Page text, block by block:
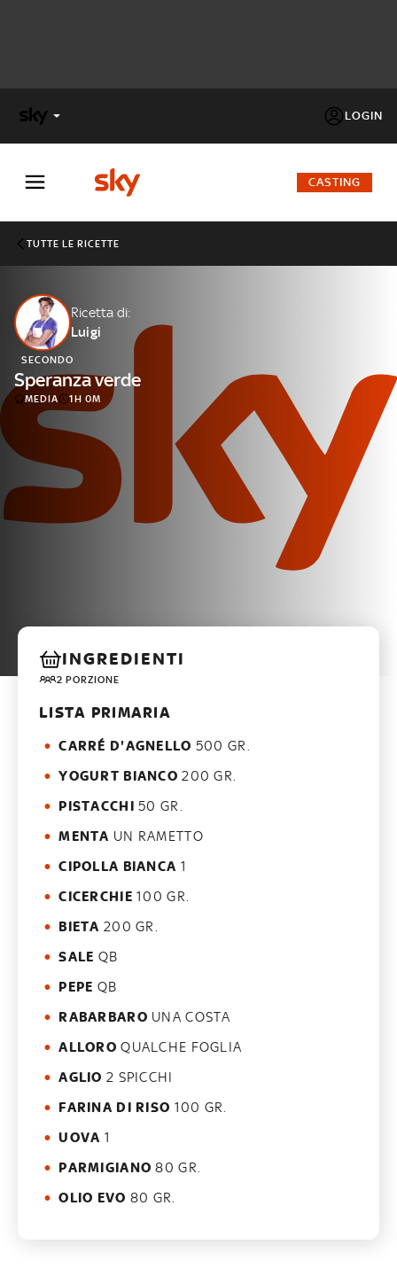
LOGIN
FACTOR
Cos’altro vedere:
PROGRAMMI SKY
Un mondo di offerte:
SKY.IT
NOW
CASTING
TUTTE LE RICETTE
Ricetta di:
Luigi
SECONDO
Speranza verde
MEDIA 1H 0M
INGREDIENTI
2 PORZIONE
LISTA PRIMARIA
CARRÉ D'AGNELLO 500 GR.
YOGURT BIANCO 200 GR.
PISTACCHI 50 GR.
MENTA UN RAMETTO
CIPOLLA BIANCA 1
CICERCHIE 100 GR.
BIETA 200 GR.
SALE QB
PEPE QB
RABARBARO UNA COSTA
ALLORO QUALCHE FOGLIA
AGLIO 2 SPICCHI
FARINA DI RISO 100 GR.
UOVA 1
PARMIGIANO 80 GR.
OLIO EVO 80 GR.